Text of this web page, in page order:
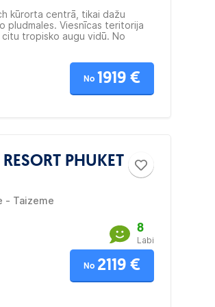
kūrorta centrā, tikai dažu
pludmales. Viesnīcas teritorija
tropisko augu vidū. No
uz kalniem vai baseinu.
No 1919 €
PHUKET
- Taizeme
8
Labi
No 2119 €